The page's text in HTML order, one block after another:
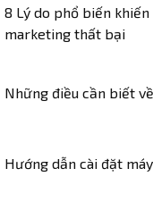
8 Lý do phổ biến
marketing thất bại
Những điều cần biết
Hướng dẫn cài đặt